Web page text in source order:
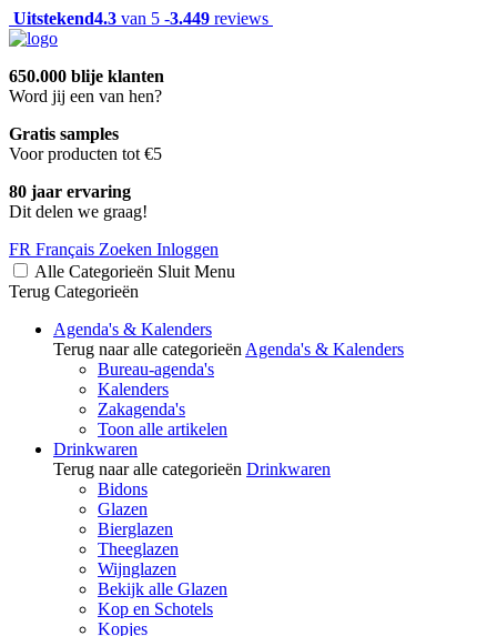
Uitstekend4.3 van 5 -3.449 reviews
650.000 blije klanten
Word jij een van hen?
Gratis samples
Voor producten tot €5
80 jaar ervaring
Dit delen we graag!
FR Français Zoeken Inloggen
Alle Categorieën Sluit Menu
Terug Categorieën
Agenda's & Kalenders
Terug naar alle categorieën Agenda's & Kalenders
Bureau-agenda's
Kalenders
Zakagenda's
Toon alle artikelen
Drinkwaren
Terug naar alle categorieën Drinkwaren
Bidons
Glazen
Bierglazen
Theeglazen
Wijnglazen
Bekijk alle Glazen
Kop en Schotels
Kopjes